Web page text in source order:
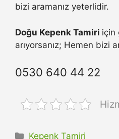
bizi aramanız yeterlidir.
Doğu Kepenk Tamiri için
arıyorsanız; Hemen bizi
0530 640 44 22
Kategoriler
Kepenk Tamiri